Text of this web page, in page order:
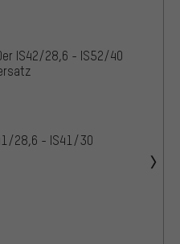
IS42/28,6 - IS52/40
28,6 - IS41/30